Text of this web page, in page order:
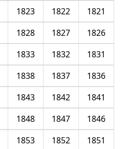
1821
1822
1823
1826
1827
1828
1831
1832
1833
1836
1837
1838
1841
1842
1843
1846
1847
1848
1851
1852
1853